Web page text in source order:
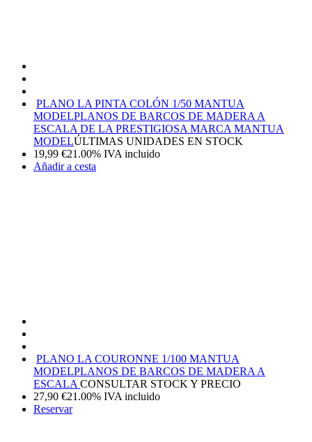
PLANO LA PINTA COLÓN 1/50 MANTUA
MODELPLANOS DE BARCOS DE MADERA A
ESCALA DE LA PRESTIGIOSA MARCA MANTUA
MODELÚLTIMAS UNIDADES EN STOCK
19,99 €21.00% IVA incluido
Añadir a cesta
PLANO LA COURONNE 1/100 MANTUA
MODELPLANOS DE BARCOS DE MADERA A
ESCALA CONSULTAR STOCK Y PRECIO
27,90 €21.00% IVA incluido
Reservar